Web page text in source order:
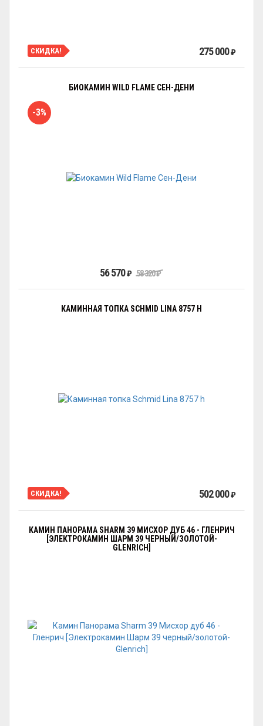
СКИДКА! 275 000₽
БИОКАМИН WILD FLAME СЕН-ДЕНИ
-3%
56 570₽ 58 320₽
КАМИННАЯ ТОПКА SCHMID LINA 8757 H
СКИДКА! 502 000₽
КАМИН ПАНОРАМА SHARM 39 МИСХОР ДУБ 46 - ГЛЕНРИЧ
[ЭЛЕКТРОКАМИН ШАРМ 39 ЧЕРНЫЙ/ЗОЛОТОЙ-
GLENRICH]